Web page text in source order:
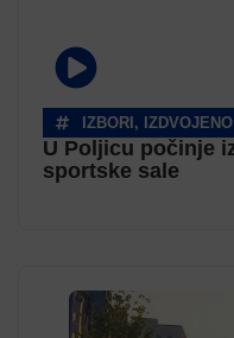
IZBORI , IZDVOJENO
U Poljicu počinje
sportske sale